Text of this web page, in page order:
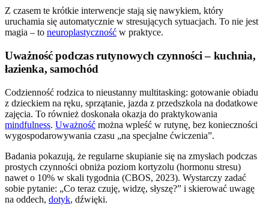
Z czasem te krótkie interwencje stają się nawykiem, który
uruchamia się automatycznie w stresujących sytuacjach. To nie jest
magia – to neuroplastyczność w praktyce.
Uważność podczas rutynowych czynności – kuchnia,
łazienka, samochód
Codzienność rodzica to nieustanny multitasking: gotowanie obiadu
z dzieckiem na ręku, sprzątanie, jazda z przedszkola na dodatkowe
zajęcia. To również doskonała okazja do praktykowania
mindfulness. Uważność można wpleść w rutynę, bez konieczności
wygospodarowywania czasu „na specjalne ćwiczenia”.
Badania pokazują, że regularne skupianie się na zmysłach podczas
prostych czynności obniża poziom kortyzolu (hormonu stresu)
nawet o 10% w skali tygodnia (CBOS, 2023). Wystarczy zadać
sobie pytanie: „Co teraz czuję, widzę, słyszę?” i skierować uwagę
na oddech, dotyk, dźwięki.